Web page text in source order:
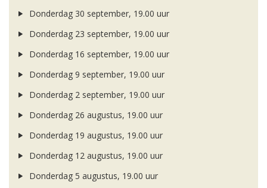
Donderdag 30 september, 19.00 uur
Donderdag 23 september, 19.00 uur
Donderdag 16 september, 19.00 uur
Donderdag 9 september, 19.00 uur
Donderdag 2 september, 19.00 uur
Donderdag 26 augustus, 19.00 uur
Donderdag 19 augustus, 19.00 uur
Donderdag 12 augustus, 19.00 uur
Donderdag 5 augustus, 19.00 uur